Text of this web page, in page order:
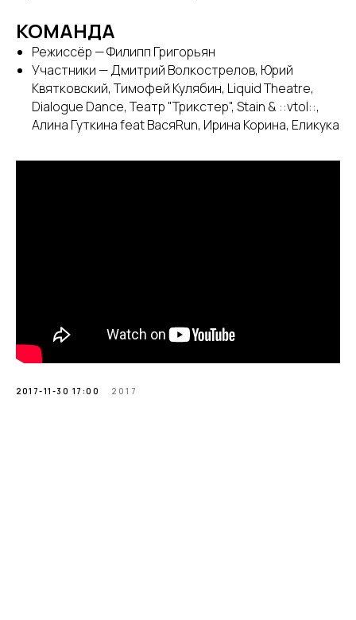
КОМАНДА
Режиссёр — Филипп Григорьян
Участники — Дмитрий Волкострелов, Юрий
Квятковский, Тимофей Кулябин, Liquid Theatre,
Dialogue Dance, Театр "Трикстер", Stain & ::vtol::,
Алина Гуткина feat ВасяRun, Ирина Корина, Еликука
2017-11-30 17:00 2017